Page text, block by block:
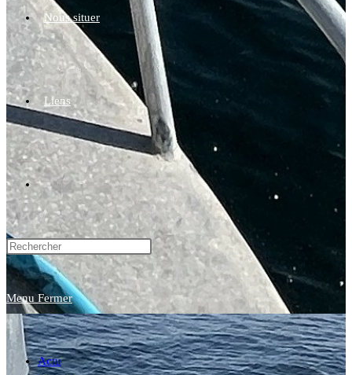
Nous situer
Liens
Toggle
website
search
Menu Fermer
Actu